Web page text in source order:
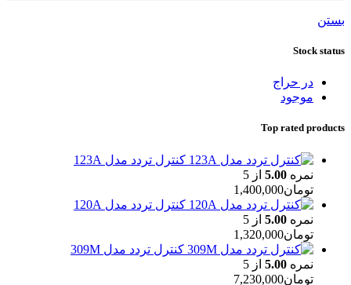
بستن
Stock status
در حراج
موجود
Top rated products
کنترل تردد مدل 123A
نمره 5.00 از 5
تومان1,400,000
کنترل تردد مدل 120A
نمره 5.00 از 5
تومان1,320,000
کنترل تردد مدل 309M
نمره 5.00 از 5
تومان7,230,000